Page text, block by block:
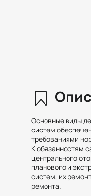
Основные виды
систем
требованиями
К обязанностям
центрального
планового и
систем, их
ремонта.